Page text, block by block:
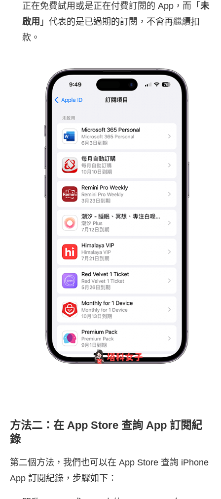
正在免費試用或是正在付費訂閱的 App，而「 未
啟用 」代表的是已過期的訂閱，不會再繼續扣
款。
方法二：在 App Store 查詢 App 訂閱紀
錄
第二個方法，我們也可以在 App Store 查詢 iPhone
App 訂閱紀錄，步驟如下：